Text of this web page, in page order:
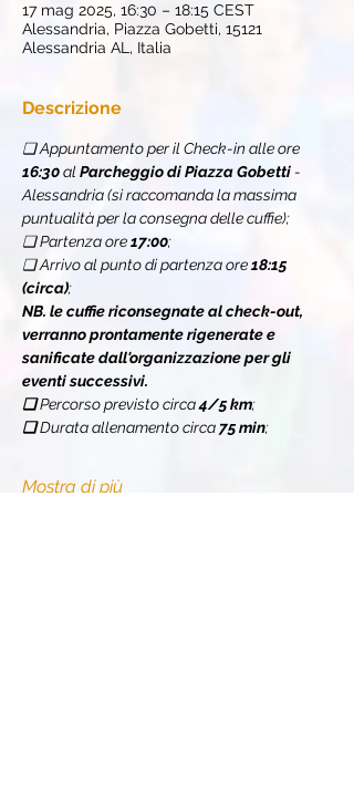
17 mag 2025, 16:30 – 18:15 CEST
Alessandria, Piazza Gobetti, 15121
Alessandria AL, Italia
Descrizione
❏ Appuntamento per il Check-in alle ore
16:30 al Parcheggio di Piazza Gobetti -
Alessandria (si raccomanda la massima
puntualità per la consegna delle cuffie);
❏ Partenza ore 17:00;
❏ Arrivo al punto di partenza ore 18:15
(circa);
NB. le cuffie riconsegnate al check-out,
verranno prontamente rigenerate e
sanificate dall'organizzazione per gli
eventi successivi.
❏ Percorso previsto circa 4/5 km;
❏ Durata allenamento circa 75 min;
Mostra di più